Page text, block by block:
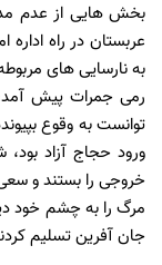
بخش هايى از عدم
عربستان در راه
به نارسايى هاى
رمى جمرات پيش
توانست به وقوع
ورود حجاج آزاد
خروجى را بستند و
مرگ را به چشم خود
جان آفرين تسليم